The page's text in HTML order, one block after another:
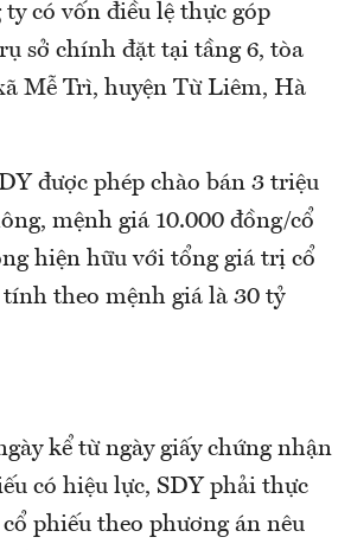
có vốn điều lệ thực góp
sở chính đặt tại tầng 6, tòa
Mễ Trì, huyện Từ Liêm, Hà
được phép chào bán 3 triệu
mệnh giá 10.000 đồng/cổ
hiện hữu với tổng giá trị cổ
theo mệnh giá là 30 tỷ
kể từ ngày giấy chứng nhận
có hiệu lực, SDY phải thực
phiếu theo phương án nêu